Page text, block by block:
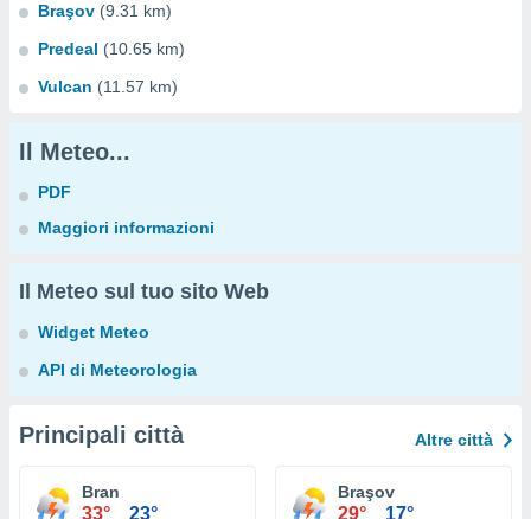
Braşov (9.31 km)
Predeal (10.65 km)
Vulcan (11.57 km)
Il Meteo...
PDF
Maggiori informazioni
Il Meteo sul tuo sito Web
Widget Meteo
API di Meteorologia
Principali città Altre città
Bran
33° 23°
Braşov
29° 17°